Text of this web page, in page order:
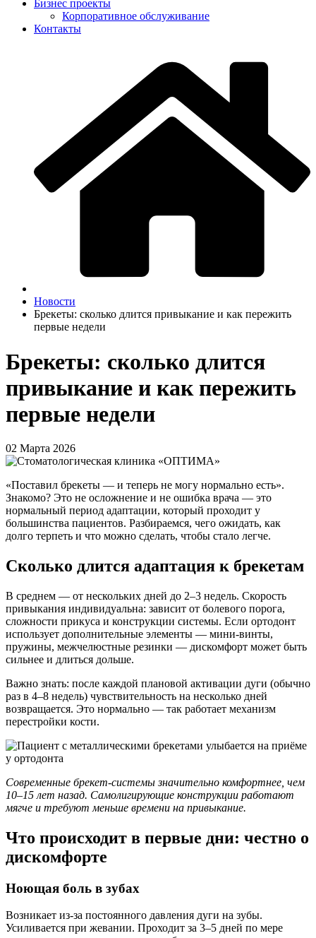
Бизнес проекты
Корпоративное обслуживание
Контакты
Новости
Брекеты: сколько длится привыкание и как пережить
первые недели
Брекеты: сколько длится
привыкание и как пережить
первые недели
02 Марта 2026
«Поставил брекеты — и теперь не могу нормально есть».
Знакомо? Это не осложнение и не ошибка врача — это
нормальный период адаптации, который проходит у
большинства пациентов. Разбираемся, чего ожидать, как
долго терпеть и что можно сделать, чтобы стало легче.
Сколько длится адаптация к брекетам
В среднем — от нескольких дней до 2–3 недель. Скорость
привыкания индивидуальна: зависит от болевого порога,
сложности прикуса и конструкции системы. Если ортодонт
использует дополнительные элементы — мини-винты,
пружины, межчелюстные резинки — дискомфорт может быть
сильнее и длиться дольше.
Важно знать: после каждой плановой активации дуги (обычно
раз в 4–8 недель) чувствительность на несколько дней
возвращается. Это нормально — так работает механизм
перестройки кости.
Современные брекет-системы значительно комфортнее, чем
10–15 лет назад. Самолигирующие конструкции работают
мягче и требуют меньше времени на привыкание.
Что происходит в первые дни: честно о
дискомфорте
Ноющая боль в зубах
Возникает из-за постоянного давления дуги на зубы.
Усиливается при жевании. Проходит за 3–5 дней по мере